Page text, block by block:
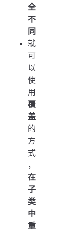
全
不
同
就
可
以
使
用
覆
盖
的
方
式
，
在
子
类
中
重